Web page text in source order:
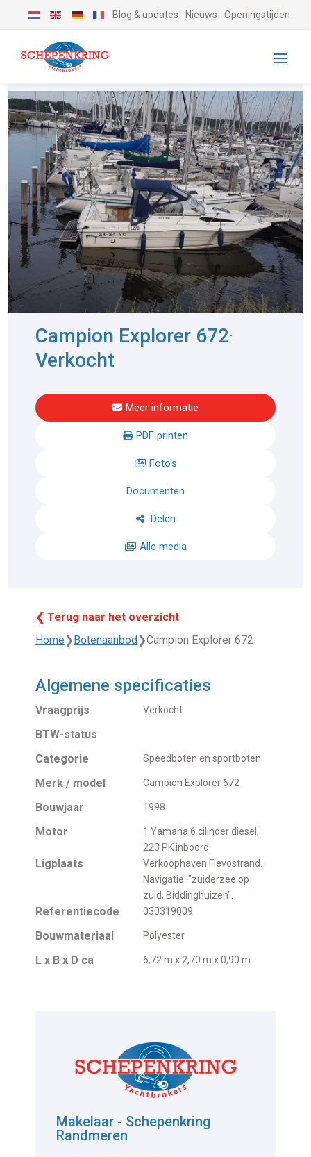
Blog & updates Nieuws Openingstijden
Campion Explorer 672-
Verkocht
Meer informatie
PDF printen
Foto's
Documenten
Delen
Alle media
❮ Terug naar het overzicht
Home❯Botenaanbod❯Campion Explorer 672
Algemene specificaties
Vraagprijs Verkocht
BTW-status
Categorie
Speedboten en sportboten
Merk / model Campion Explorer 672
Bouwjaar 1998
Motor
1 Yamaha 6 cilinder diesel,
223 PK inboord.
Ligplaats
Verkoophaven Flevostrand.
Navigatie: "zuiderzee op
zuid, Biddinghuizen".
Referentiecode 030319009
Bouwmateriaal Polyester
L x B x D ca 6,72 m x 2,70 m x 0,90 m
Makelaar - Schepenkring
Randmeren